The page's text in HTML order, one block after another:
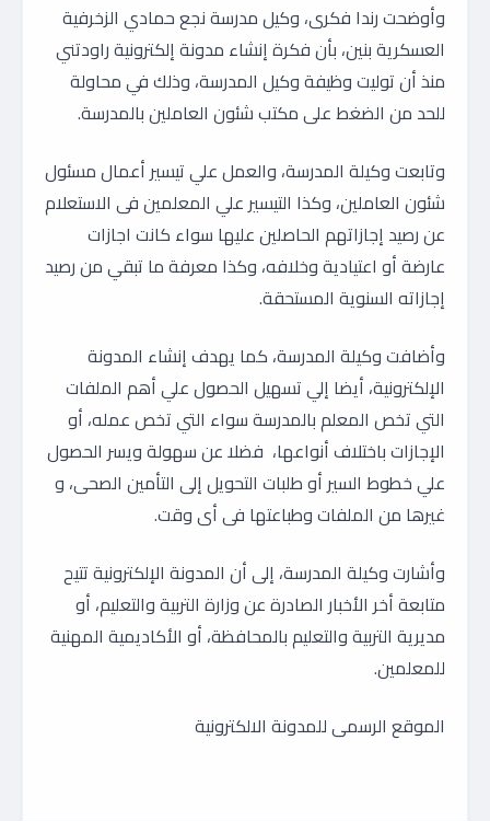
وأوضحت رندا فكرى، وكيل مدرسة نجع حمادي الزخرفية
العسكرية بنين، بأن فكرة إنشاء مدونة إلكترونية راودتني
منذ أن توليت وظيفة وكيل المدرسة، وذلك في محاولة
للحد من الضغط على مكتب شئون العاملين بالمدرسة.
وتابعت وكيلة المدرسة، والعمل علي تيسير أعمال مسئول
شئون العاملين، وكذا التيسير علي المعلمين فى الاستعلام
عن رصيد إجازاتهم الحاصلين عليها سواء كانت اجازات
عارضة أو اعتيادية وخلافه، وكذا معرفة ما تبقي من رصيد
إجازاته السنوية المستحقة.
وأضافت وكيلة المدرسة، كما يهدف إنشاء المدونة
الإلكترونية، أيضا إلي تسهيل الحصول علي أهم الملفات
التي تخص المعلم بالمدرسة سواء التي تخص عمله، أو
الإجازات باختلاف أنواعها، فضلا عن سهولة ويسر الحصول
علي خطوط السير أو طلبات التحويل إلى التأمين الصحى، و
غيرها من الملفات وطباعتها فى أى وقت.
وأشارت وكيلة المدرسة، إلى أن المدونة الإلكترونية تتيح
متابعة أخر الأخبار الصادرة عن وزارة التربية والتعليم، أو
مديرية التربية والتعليم بالمحافظة، أو الأكاديمية المهنية
للمعلمين.
الموقع الرسمى للمدونة الالكترونية